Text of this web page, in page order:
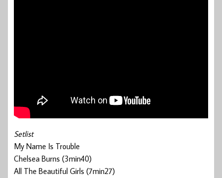
Setlist
My Name Is Trouble
Chelsea Burns (3min40)
All The Beautiful Girls (7min27)